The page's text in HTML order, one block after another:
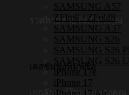
รวดลายสวยในสไตล์คุณ
เคสซัมซุงพิมพ์ชื่อ
เอกลักษณ์ในแบบของคุณ
SAMSUNG A57
ZFlip8 / ZFold8
SAMSUNG A37
SAMSUNG S26
SAMSUNG S26
SAMSUNG S26
iPhone 17e
iPhone 17